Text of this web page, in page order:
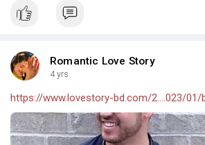
Romantic Love Story
4 yrs
https://www.lovestory-bd.com/2....023/01/